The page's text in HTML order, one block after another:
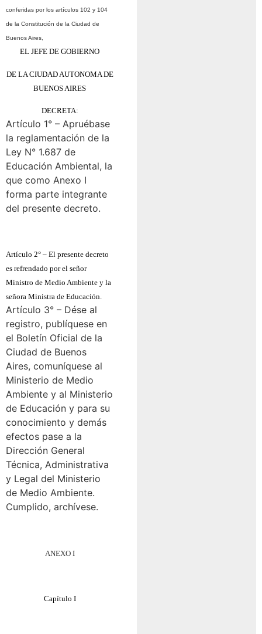
conferidas por los artículos 102 y 104
de la Constitución de la Ciudad de
Buenos Aires,
EL JEFE DE GOBIERNO
DE LA CIUDAD AUTONOMA DE
BUENOS AIRES
DECRETA:
Artículo 1° – Apruébase
la reglamentación de la
Ley N° 1.687 de
Educación Ambiental, la
que como Anexo I
forma parte integrante
del presente decreto.
Artículo 2° – El presente decreto
es refrendado por el señor
Ministro de Medio Ambiente y la
señora Ministra de Educación.
Artículo 3° – Dése al
registro, publíquese en
el Boletín Oficial de la
Ciudad de Buenos
Aires, comuníquese al
Ministerio de Medio
Ambiente y al Ministerio
de Educación y para su
conocimiento y demás
efectos pase a la
Dirección General
Técnica, Administrativa
y Legal del Ministerio
de Medio Ambiente.
Cumplido, archívese.
ANEXO I
Capítulo I